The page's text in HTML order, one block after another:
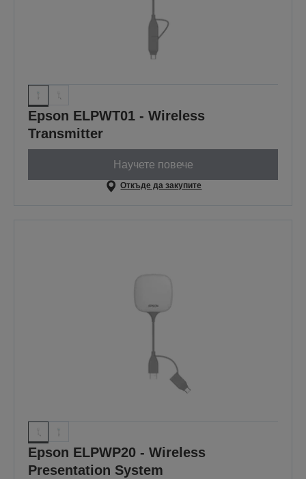
Epson ELPWT01 - Wireless
Transmitter
Научете повече
Откъде да закупите
Epson ELPWP20 - Wireless
Presentation System